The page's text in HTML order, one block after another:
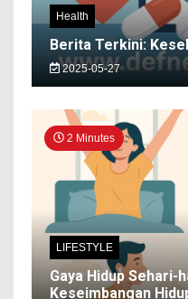
Health
Berita Terkini:
2025-05-27
2 Minutes
LIFESTYLE
Gaya Hidup Sehari-
Keseimbangan